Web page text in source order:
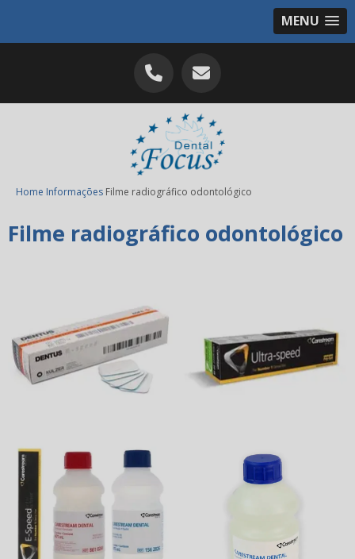
MENU
Home Informações Filme radiográfico odontológico
Filme radiográfico odontológico